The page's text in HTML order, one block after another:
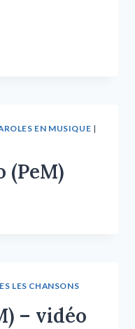
EN MUSIQUE |
(PeM)
LES CHANSONS
– vidéo